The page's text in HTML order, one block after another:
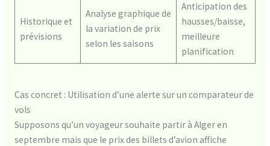
Historique et
prévisions
Analyse graphique de
la variation de prix
selon les saisons
Anticipation des
hausses/baisse,
meilleure
planification
Cas concret : Utilisation d’une alerte sur un comparateur de
vols
Supposons qu’un voyageur souhaite partir à Alger en
septembre mais que le prix des billets d’avion affiche